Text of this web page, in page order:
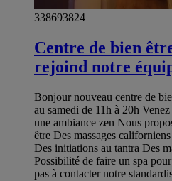
338693824
Centre de bien
rejoind notre
Bonjour nouveau centre de
au samedi de 11h à 20h
une ambiance zen Nous
être Des massages
Des initiations au tantra Des
Possibilité de faire un spa
pas à contacter notre